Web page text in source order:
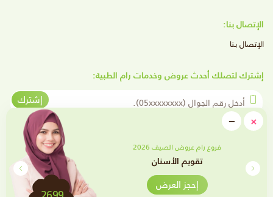
×
close−
Minimize
فروع رام عروض الصيف 2026
تقويم الأسنان
إحجز العرض
الإتصال بنا:
الإتصال بنا
إشترك لتصلك أحدث عروض وخدمات رام الطبية:
أدخل رقم الجوال
إشترك